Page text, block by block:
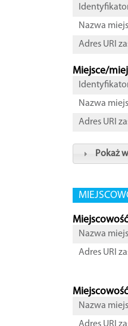
Nazwa
Adres URI
Miejsce/
Nazwa
Adres URI
Pokaż
Nazwa
Adres URI
Nazwa